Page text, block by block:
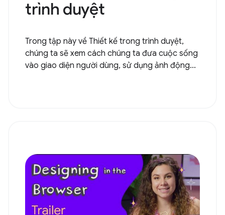
trình duyệt
Trong tập này về Thiết kế trong trình duyệt,
chúng ta sẽ xem cách chúng ta đưa cuộc sống
vào giao diện người dùng, sử dụng ảnh động...